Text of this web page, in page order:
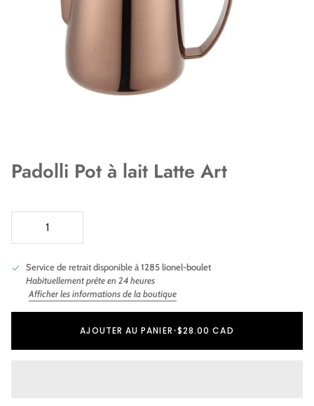
Padolli Pot à lait Latte Art
Service de retrait disponible à1285 lionel-boulet
Habituellement prête en 24 heures
Afficher les informations de la boutique
AJOUTER AU PANIER•$28.00 CAD